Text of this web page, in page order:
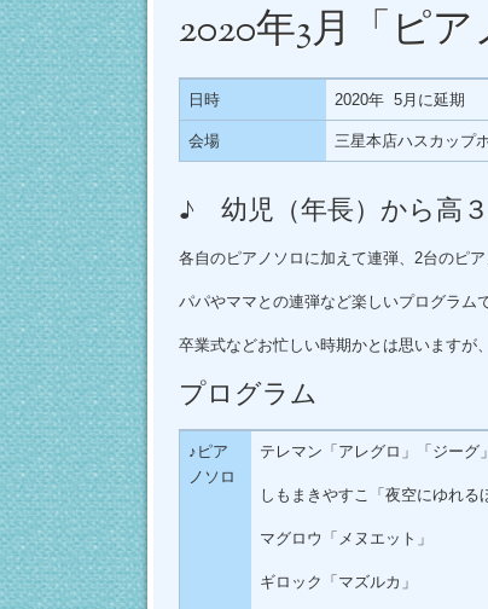
2020年3月「ピア
日時 2020年 5月に延期
会場 三星本店ハスカップ
♪ 幼児（年長）から高３
各自のピアノソロに加えて連弾、2台のピ
パパやママとの連弾など楽しいプログラム
卒業式などお忙しい時期かとは思いますが
プログラム
♪ピア
ノソロ
テレマン「アレグロ」「ジーグ」
しもまきやすこ「夜空にゆれる
マグロウ「メヌエット」
ギロック「マズルカ」